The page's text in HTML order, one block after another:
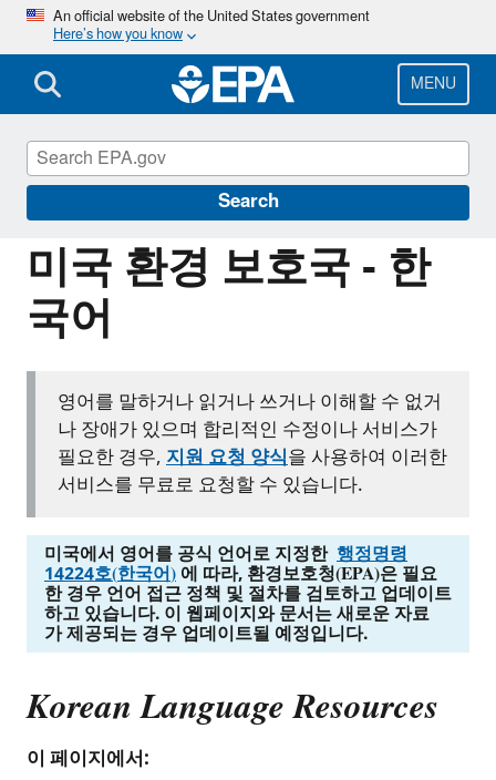
Skip
main
content
An official website of the United States government
Here’s how you know
MENU
Search
미국 환경 보호국 - 한
국어
영어를 말하거나 읽거나 쓰거나 이해할 수 없거
나 장애가 있으며 합리적인 수정이나 서비스가
필요한 경우,지원 요청 양식을 사용하여 이러한
서비스를 무료로 요청할 수 있습니다.
미국에서 영어를 공식 언어로 지정한 행정명령
14224호(한국어)에 따라,환경보호청(EPA)은 필요
한 경우 언어 접근 정책 및 절차를 검토하고 업데이트
하고 있습니다.이 웹페이지와 문서는 새로운 자료
가 제공되는 경우 업데이트될 예정입니다.
Korean Language Resources
이 페이지에서:
Information for Individuals with Limited
English Proficiency